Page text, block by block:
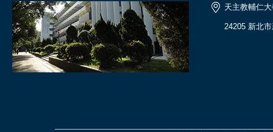
天主教輔仁
24205 新北